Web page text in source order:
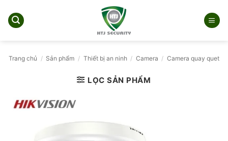
qua
Trang chủ / Sản phẩm / Thiết bị an ninh / Camera / Camera quay quet
LỌC SẢN PHẨM